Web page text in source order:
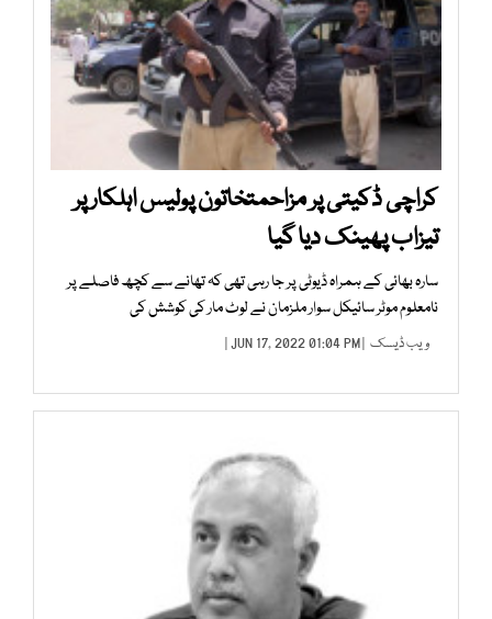
کراچی ڈکیتی پر مزاحمتخاتون پولیس اہلکار پر
تیزاب پھینک دیا گیا
سارہ بھائی کے ہمراہ ڈیوٹی پر جا رہی تھی کہ تھانے سے کچھ فاصلے پر
نامعلوم موٹر سائیکل سوار ملزمان نے لوٹ مار کی کوشش کی
ویب ڈیسک | JUN 17, 2022 01:04 PM |